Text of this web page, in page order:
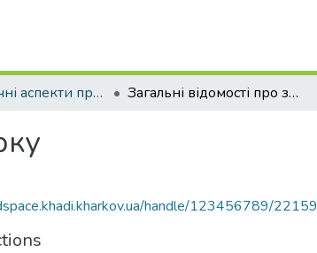
Метрологічні аспекти прийняття рішень в умовах роботи на техногенно небезпечних об’єктах Загальні відомості про збірку
handle/123456789/22159